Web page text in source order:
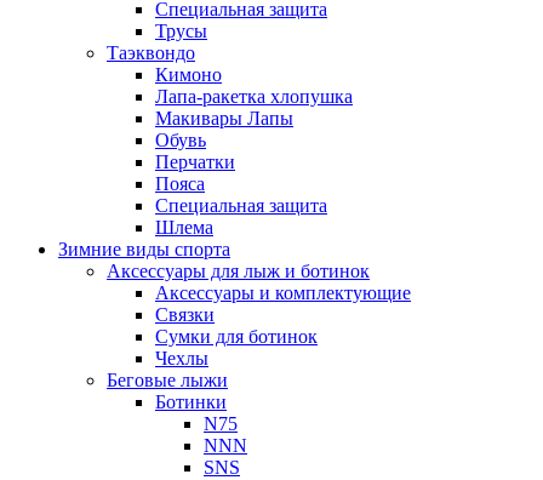
Специальная защита
Трусы
Таэквондо
Кимоно
Лапа-ракетка хлопушка
Макивары Лапы
Обувь
Перчатки
Пояса
Специальная защита
Шлема
Зимние виды спорта
Аксессуары для лыж и ботинок
Аксессуары и комплектующие
Связки
Сумки для ботинок
Чехлы
Беговые лыжи
Ботинки
N75
NNN
SNS